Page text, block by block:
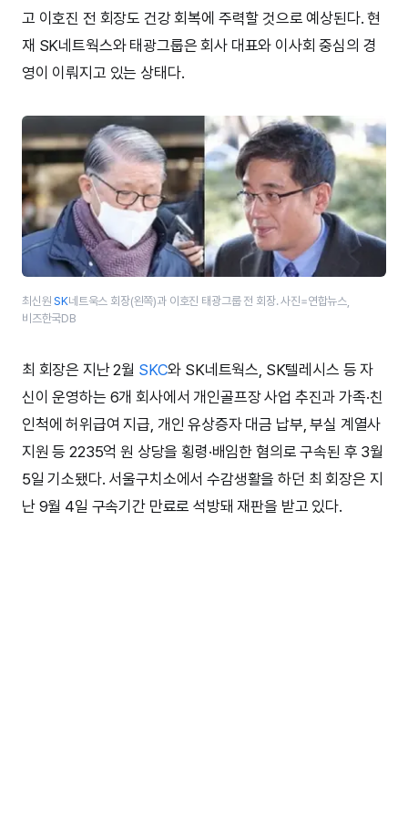
고 이호진 전 회장도 건강 회복에 주력할 것으로 예상된다. 현
재 SK네트웍스와 태광그룹은 회사 대표와 이사회 중심의 경
영이 이뤄지고 있는 상태다.
최신원SK네트욱스 회장(왼쪽)과 이호진 태광그룹 전 회장. 사진=연합뉴스,
비즈한국DB
최 회장은 지난 2월 SKC와 SK네트웍스, SK텔레시스 등 자
신이 운영하는 6개 회사에서 개인골프장 사업 추진과 가족·친
인척에 허위급여 지급, 개인 유상증자 대금 납부, 부실 계열사
지원 등 2235억 원 상당을 횡령·배임한 혐의로 구속된 후 3월
5일 기소됐다. 서울구치소에서 수감생활을 하던 최 회장은 지
난 9월 4일 구속기간 만료로 석방돼 재판을 받고 있다.